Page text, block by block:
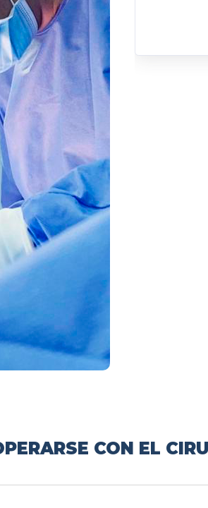
CON EL